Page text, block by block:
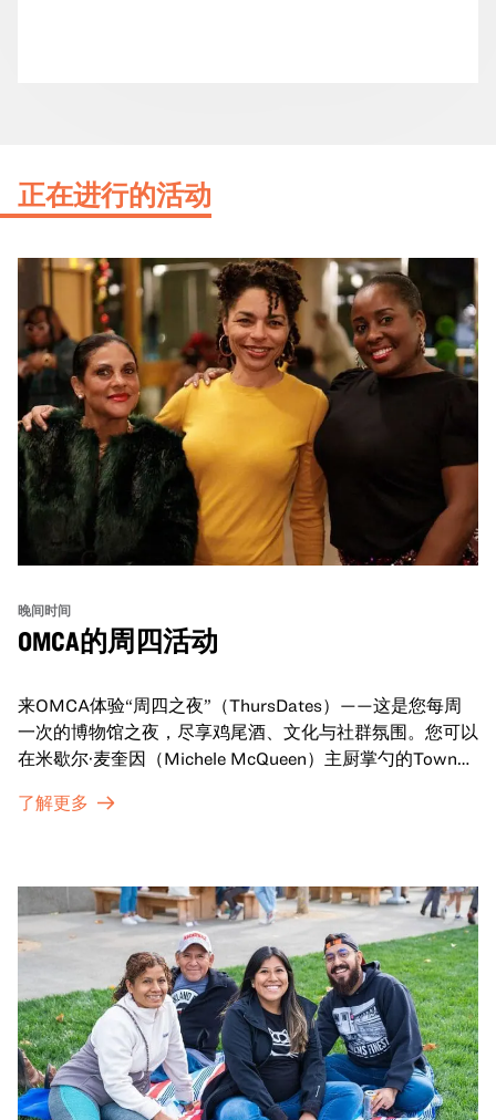
正在进行的活动
晚间时间
OMCA的周四活动
来OMCA体验“周四之夜”（ThursDates）——这是您每周
一次的博物馆之夜，尽享鸡尾酒、文化与社群氛围。您可以
在米歇尔·麦奎因（Michele McQueen）主厨掌勺的Town
探索那些在夜幕下焕发活力的展厅，那里将呈现快闪表演、
了解更多